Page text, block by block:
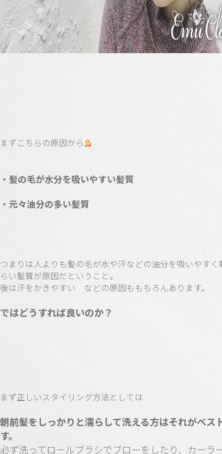
まずこちらの原因から
・髪の毛が水分を吸いやすい髪質
・元々油分の多い髪質
つまりは人よりも髪の毛が水や汗などの油分を吸いやすく
らい髪質が原因だということ。
後は汗をかきやすい などの原因ももちろんあります。
ではどうすれば良いのか？
まず正しいスタイリング方法としては
朝前髪をしっかりと濡らして洗える方はそれがベス
す。
必ず洗ってロールブラシでブローをしたり、カーラ